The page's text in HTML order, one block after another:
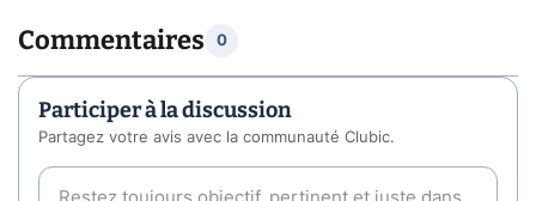
Commentaires 0
Participer à la discussion
Partagez votre avis avec la communauté Clubic.